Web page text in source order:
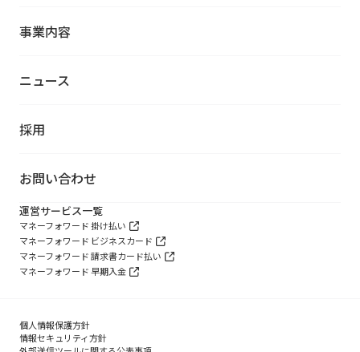
事業内容
ニュース
採用
お問い合わせ
運営サービス一覧
マネーフォワード 掛け払い
マネーフォワード ビジネスカード
マネーフォワード 請求書カード払い
マネーフォワード 早期入金
個人情報保護方針
情報セキュリティ方針